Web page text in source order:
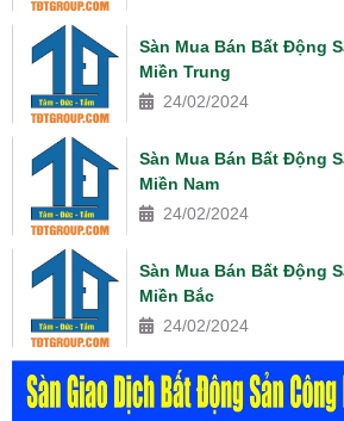
Sàn Mua Bán Bất Động
Miền Trung
24/02/2024
Sàn Mua Bán Bất Động
Miền Nam
24/02/2024
Sàn Mua Bán Bất Động
Miền Bắc
24/02/2024